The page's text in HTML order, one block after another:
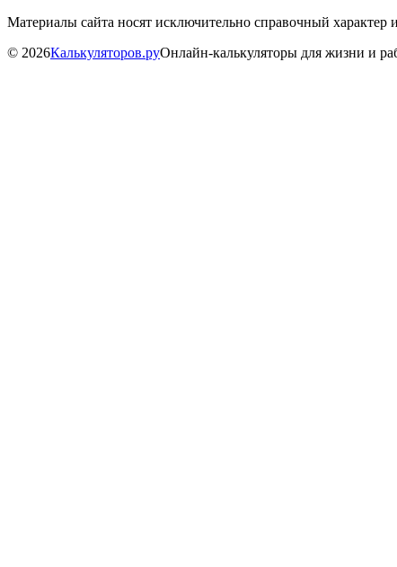
Материалы сайта носят исключительно справочный
© 2026Калькуляторов.руОнлайн-калькуляторы для жизни и